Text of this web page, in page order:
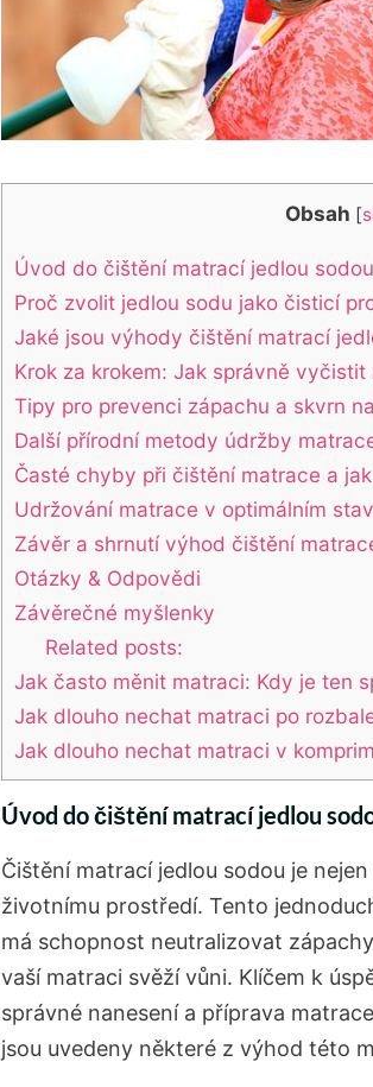
Obsah [
Úvod do čištění matrací jedlou sodou
Proč zvolit jedlou sodu jako čisticí
Jaké jsou výhody čištění matrací
Krok za krokem: Jak správně vyčistit
Tipy pro prevenci zápachu a skvrn
Další přírodní metody údržby
Časté chyby při čištění matrace a
Udržování matrace v optimálním
Závěr a shrnutí výhod čištění
Otázky & Odpovědi
Závěrečné myšlenky
Related posts:
Jak často měnit matraci: Kdy je ten
Jak dlouho nechat matraci po
Jak dlouho nechat matraci v
Úvod do čištění matrací jedlou
Čištění matrací jedlou sodou je
životnímu prostředí. Tento
má schopnost neutralizovat
vaší matraci svěží vůni. Klíčem k
správné nanesení a příprava
jsou uvedeny některé z výhod této